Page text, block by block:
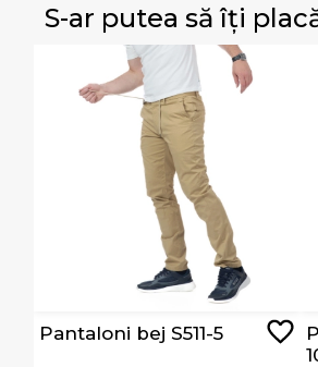
S-ar putea să îți
Pantaloni bej S511-5